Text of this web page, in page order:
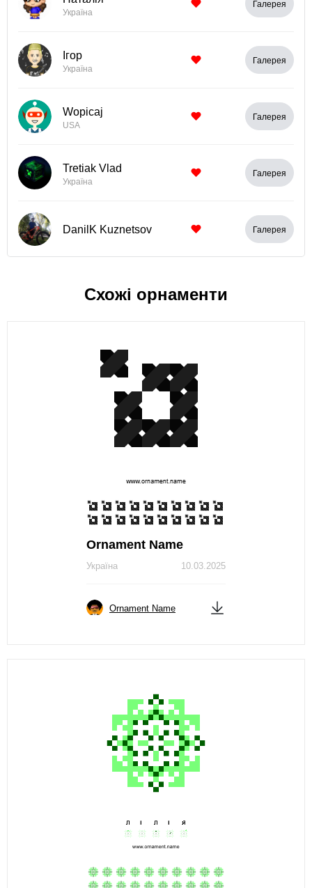
Україна
Галерея
Ігор
Україна
Галерея
Wopicaj
USA
Галерея
Tretiak Vlad
Україна
Галерея
DanilK Kuznetsov Галерея
Схожі орнаменти
Ornament Name
10.03.2025
Україна
Ornament Name